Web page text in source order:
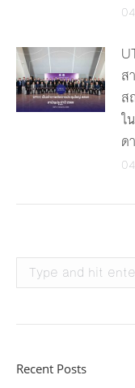
ส
ส
ใ
ด
Search:
Recent Posts